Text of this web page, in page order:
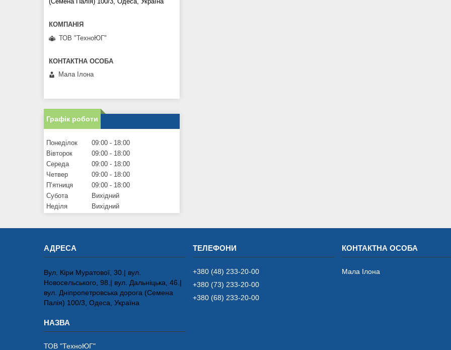
ТОВ "ТехноЮГ"
Мала Iлона
Графік роботи
Понеділок 09:00
18:00
Вівторок
09:00
18:00
Середа
09:00
18:00
Четвер
09:00
18:00
Пʼятниця
09:00
18:00
Субота
Вихідний
Неділя
Вихідний
Вул. Кіри Муратової, 30.| вул.
Новосельського, 98.| вул. Дальніцька, 46.|
вул. Дніпропетровська дорога (Семена
Палія) 100/3, Одеса, Україна
ТОВ "ТехноЮГ"
+380 (48) 233-20-00
+380 (73) 233-20-00
+380 (68) 233-20-00
Мала Iлона